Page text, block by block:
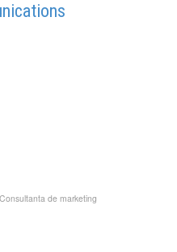
Consultanta de marketing